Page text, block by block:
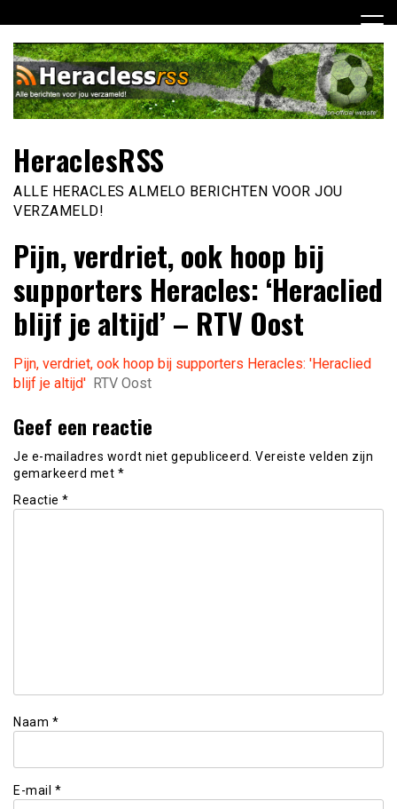
naar
inhoud
HeraclesRSS
ALLE HERACLES ALMELO BERICHTEN VOOR JOU
VERZAMELD!
Pijn, verdriet, ook hoop bij
supporters Heracles: ‘Heraclied
blijf je altijd’ – RTV Oost
Pijn, verdriet, ook hoop bij supporters Heracles: 'Heraclied
blijf je altijd' RTV Oost
Geef een reactie
Je e-mailadres wordt niet gepubliceerd. Vereiste velden zijn
gemarkeerd met *
Reactie *
Naam *
E-mail *